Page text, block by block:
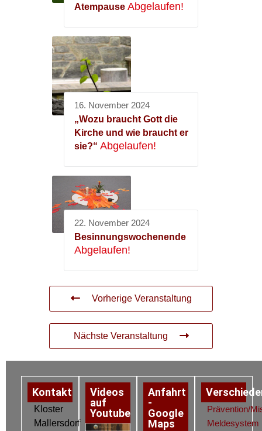
Atempause Abgelaufen!
16. November 2024
„Wozu braucht Gott die
Kirche und wie braucht er
sie?“ Abgelaufen!
22. November 2024
Besinnungswochenende
Abgelaufen!
Vorherige Veranstaltung
Nächste Veranstaltung
Kontakt
Kloster
Mallersdorf
Videos
auf
Youtube
Anfahrt
-
Google
Maps
Prävention/
Meldesystem